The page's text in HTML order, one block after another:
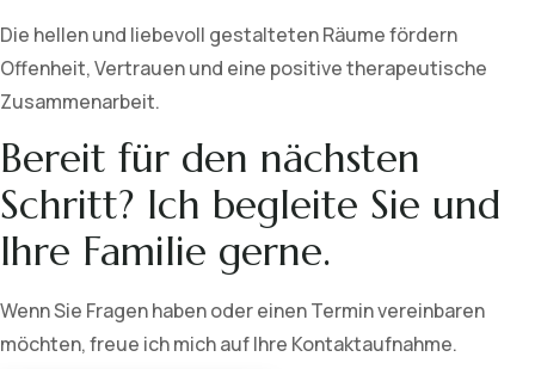
Die hellen und liebevoll gestalteten Räume fördern
Offenheit, Vertrauen und eine positive therapeutische
Zusammenarbeit.
Bereit für den nächsten
Schritt? Ich begleite Sie und
Ihre Familie gerne.
Wenn Sie Fragen haben oder einen Termin vereinbaren
möchten, freue ich mich auf Ihre Kontaktaufnahme.